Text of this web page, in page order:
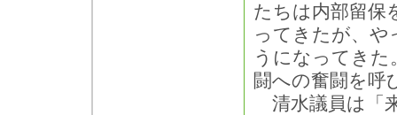
たちは内部留保
ってきたが、や
うになってき
闘への奮闘を呼
清水議員は「